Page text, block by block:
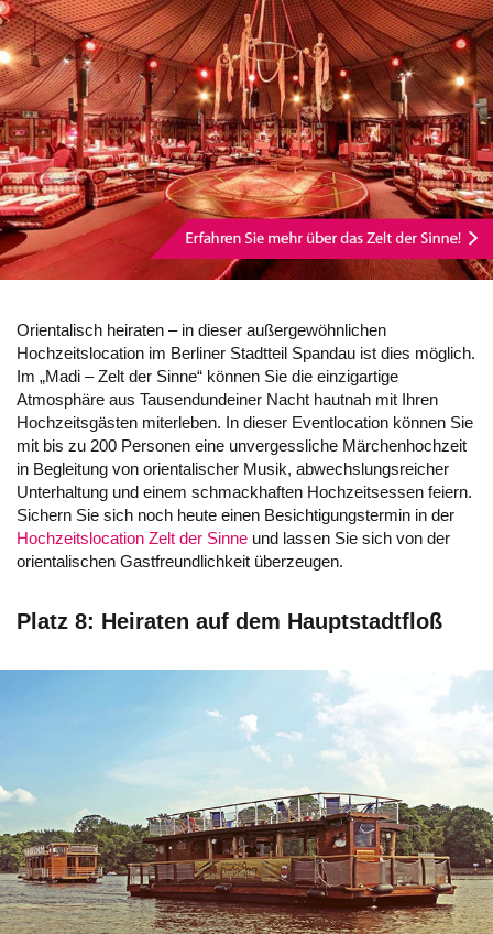
Orientalisch heiraten – in dieser außergewöhnlichen
Hochzeitslocation im Berliner Stadtteil Spandau ist dies möglich.
Im „Madi – Zelt der Sinne“ können Sie die einzigartige
Atmosphäre aus Tausendundeiner Nacht hautnah mit Ihren
Hochzeitsgästen miterleben. In dieser Eventlocation können Sie
mit bis zu 200 Personen eine unvergessliche Märchenhochzeit
in Begleitung von orientalischer Musik, abwechslungsreicher
Unterhaltung und einem schmackhaften Hochzeitsessen feiern.
Sichern Sie sich noch heute einen Besichtigungstermin in der
Hochzeitslocation Zelt der Sinne und lassen Sie sich von der
orientalischen Gastfreundlichkeit überzeugen.
Platz 8: Heiraten auf dem Hauptstadtfloß